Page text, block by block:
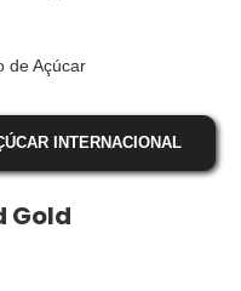
de Açúcar
INTERNACIONAL
Gold